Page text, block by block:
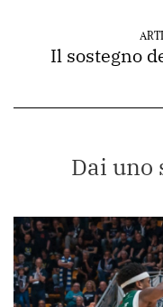
Il sostegno
Dai uno